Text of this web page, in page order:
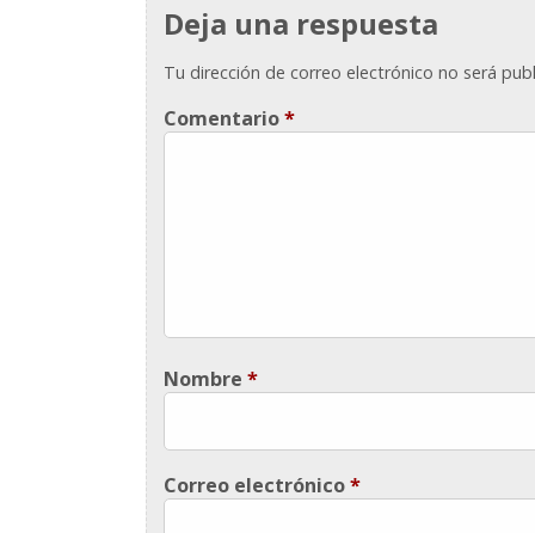
Deja una respuesta
Tu dirección de correo electrónico no será
Comentario*
Nombre*
Correo electrónico*